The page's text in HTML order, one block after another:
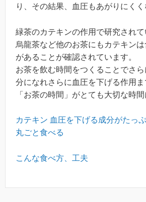
り、その結果、血圧もあがりにくく
緑茶のカテキンの作用で研究されて
烏龍茶など他のお茶にもカテキン
があることが確認されています。
お茶を飲む時間をつくることでさ
分になれさらに血圧を下げる作用
「お茶の時間」がとても大切な時間
カテキン 血圧を下げる成分がたっ
丸ごと食べる
こんな食べ方、工夫